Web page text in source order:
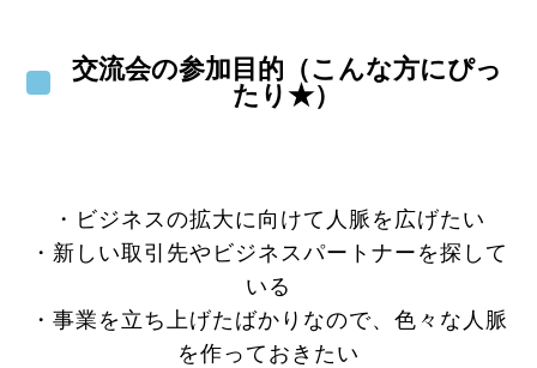
交流会の参加目的（こんな方にぴっ
たり★）
・ビジネスの拡大に向けて人脈を広げたい
・新しい取引先やビジネスパートナーを探して
いる
・事業を立ち上げたばかりなので、色々な人脈
を作っておきたい